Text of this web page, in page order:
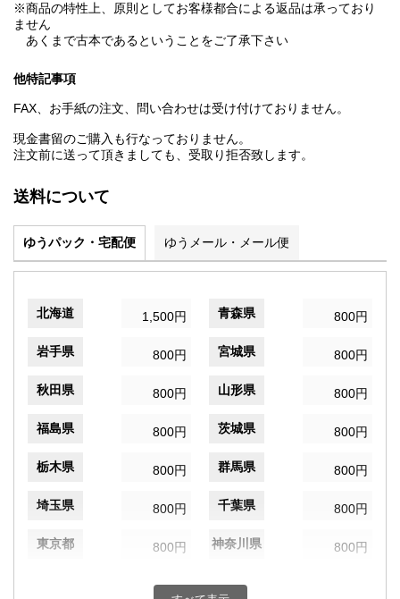
※商品の特性上、原則としてお客様都合による返品は承っており
ません
あくまで古本であるということをご了承下さい
他特記事項
FAX、お手紙の注文、問い合わせは受け付けておりません。
現金書留のご購入も行なっておりません。
注文前に送って頂きましても、受取り拒否致します。
送料について
ゆうパック・宅配便 ゆうメール・メール便
北海道 1,500円 青森県 800円
岩手県 800円 宮城県 800円
秋田県 800円 山形県 800円
福島県 800円 茨城県 800円
栃木県 800円 群馬県 800円
埼玉県 800円 千葉県 800円
東京都 800円 神奈川県 800円
800円 富山県